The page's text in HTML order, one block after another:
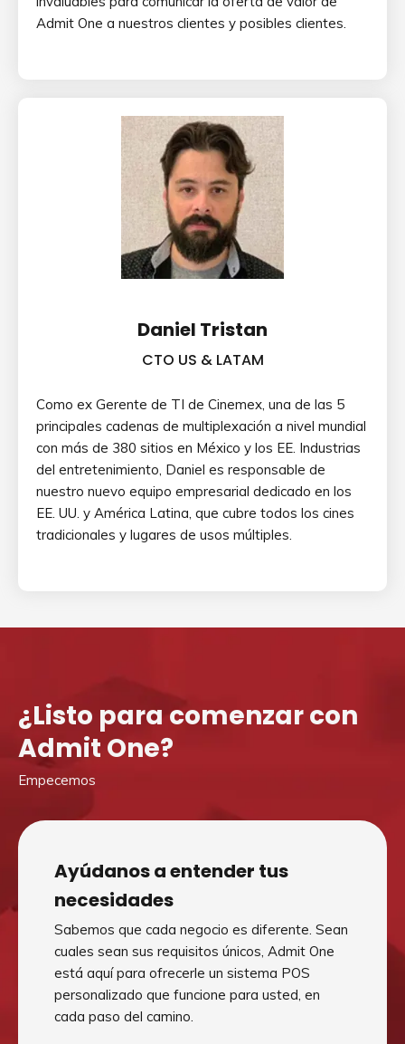
Admit One a nuestros clientes y posibles clientes.
Daniel Tristan
CTO US & LATAM
Como ex Gerente de TI de Cinemex, una de las 5
principales cadenas de multiplexación a nivel mundial
con más de 380 sitios en México y los EE. Industrias
del entretenimiento, Daniel es responsable de
nuestro nuevo equipo empresarial dedicado en los
EE. UU. y América Latina, que cubre todos los cines
tradicionales y lugares de usos múltiples.
¿Listo para comenzar con
Admit One?
Empecemos
Ayúdanos a entender tus
necesidades
Sabemos que cada negocio es diferente. Sean
cuales sean sus requisitos únicos, Admit One
está aquí para ofrecerle un sistema POS
personalizado que funcione para usted, en
cada paso del camino.